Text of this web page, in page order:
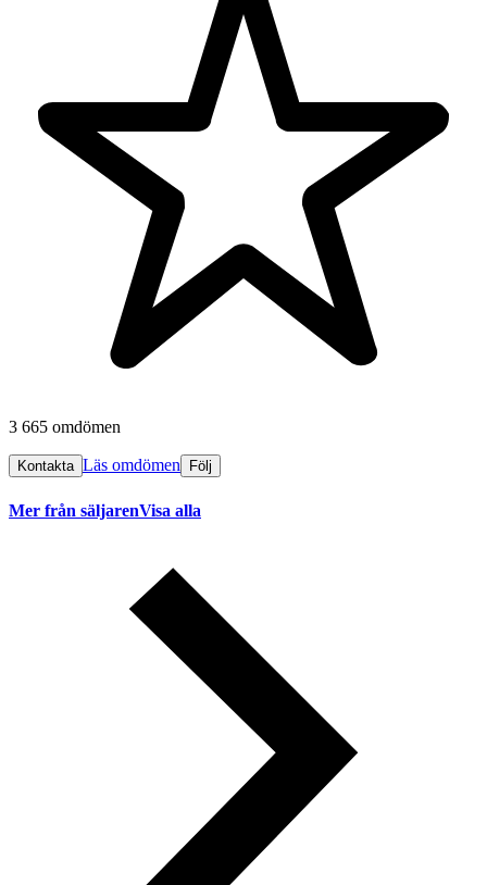
3 665 omdömen
Kontakta Läs omdömen Följ
Mer från säljarenVisa alla